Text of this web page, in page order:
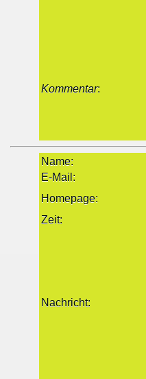
Kommentar:
Name:
E-Mail:
Homepage:
Zeit:
Nachricht: